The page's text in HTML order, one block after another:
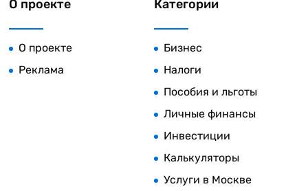
О проекте
О проекте
Реклама
Категории
Бизнес
Налоги
Пособия и льготы
Личные финансы
Инвестиции
Калькуляторы
Услуги в Москве